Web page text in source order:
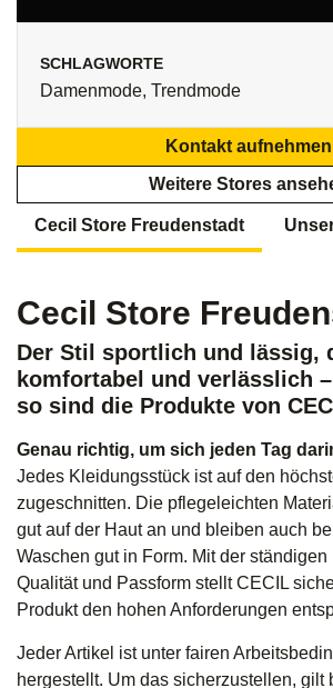
Cecil Store Freudenstadt
Cecil Store
Der Stil sportlich und lässig,
komfortabel und verlässlich –
so sind die Produkte von
Genau richtig, um sich jeden Tag
Jedes Kleidungsstück ist auf den
zugeschnitten. Die pflegeleichten
gut auf der Haut an und bleiben auch
Waschen gut in Form. Mit der ständigen
Qualität und Passform stellt CECIL
Produkt den hohen Anforderungen
Jeder Artikel ist unter fairen
hergestellt. Um das sicherzustellen, gilt
SCHLAGWORTE
Damenmode, Trendmode
Kontakt aufnehmen
Weitere Stores